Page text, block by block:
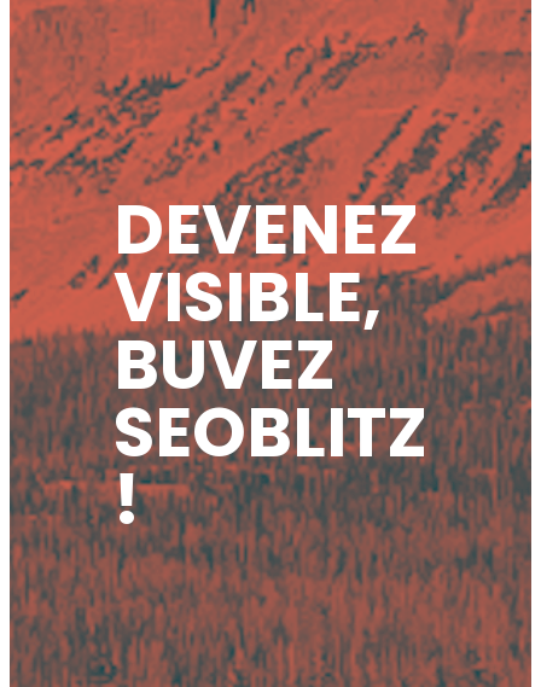
DEVENEZ
VISIBLE,
BUVEZ
SEOBLITZ
!